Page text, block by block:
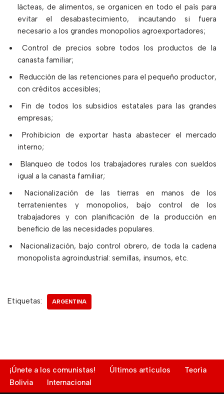
lácteas, de alimentos, se organicen en todo el país para
evitar el desabastecimiento, incautando si fuera
necesario a los grandes monopolios agroexportadores;
Control de precios sobre todos los productos de la
canasta familiar;
Reducción de las retenciones para el pequeño productor,
con créditos accesibles;
Fin de todos los subsidios estatales para las grandes
empresas;
Prohibicion de exportar hasta abastecer el mercado
interno;
Blanqueo de todos los trabajadores rurales con sueldos
igual a la canasta familiar;
Nacionalización de las tierras en manos de los
terratenientes y monopolios, bajo control de los
trabajadores y con planificación de la producción en
beneficio de las necesidades populares.
Nacionalización, bajo control obrero, de toda la cadena
monopolista agroindustrial: semillas, insumos, etc.
Etiquetas: ARGENTINA
¡Únete a los comunistas! Últimos artículos
Teoría
Bolivia
Internacional